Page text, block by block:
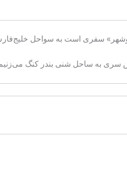
سفری است به سواحل
سری به ساحل شنی بندر کنگ